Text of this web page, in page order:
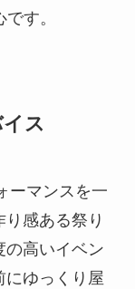
す。
ス
ーマンスを一
感ある祭り
の高いイベン
にゆっくり屋